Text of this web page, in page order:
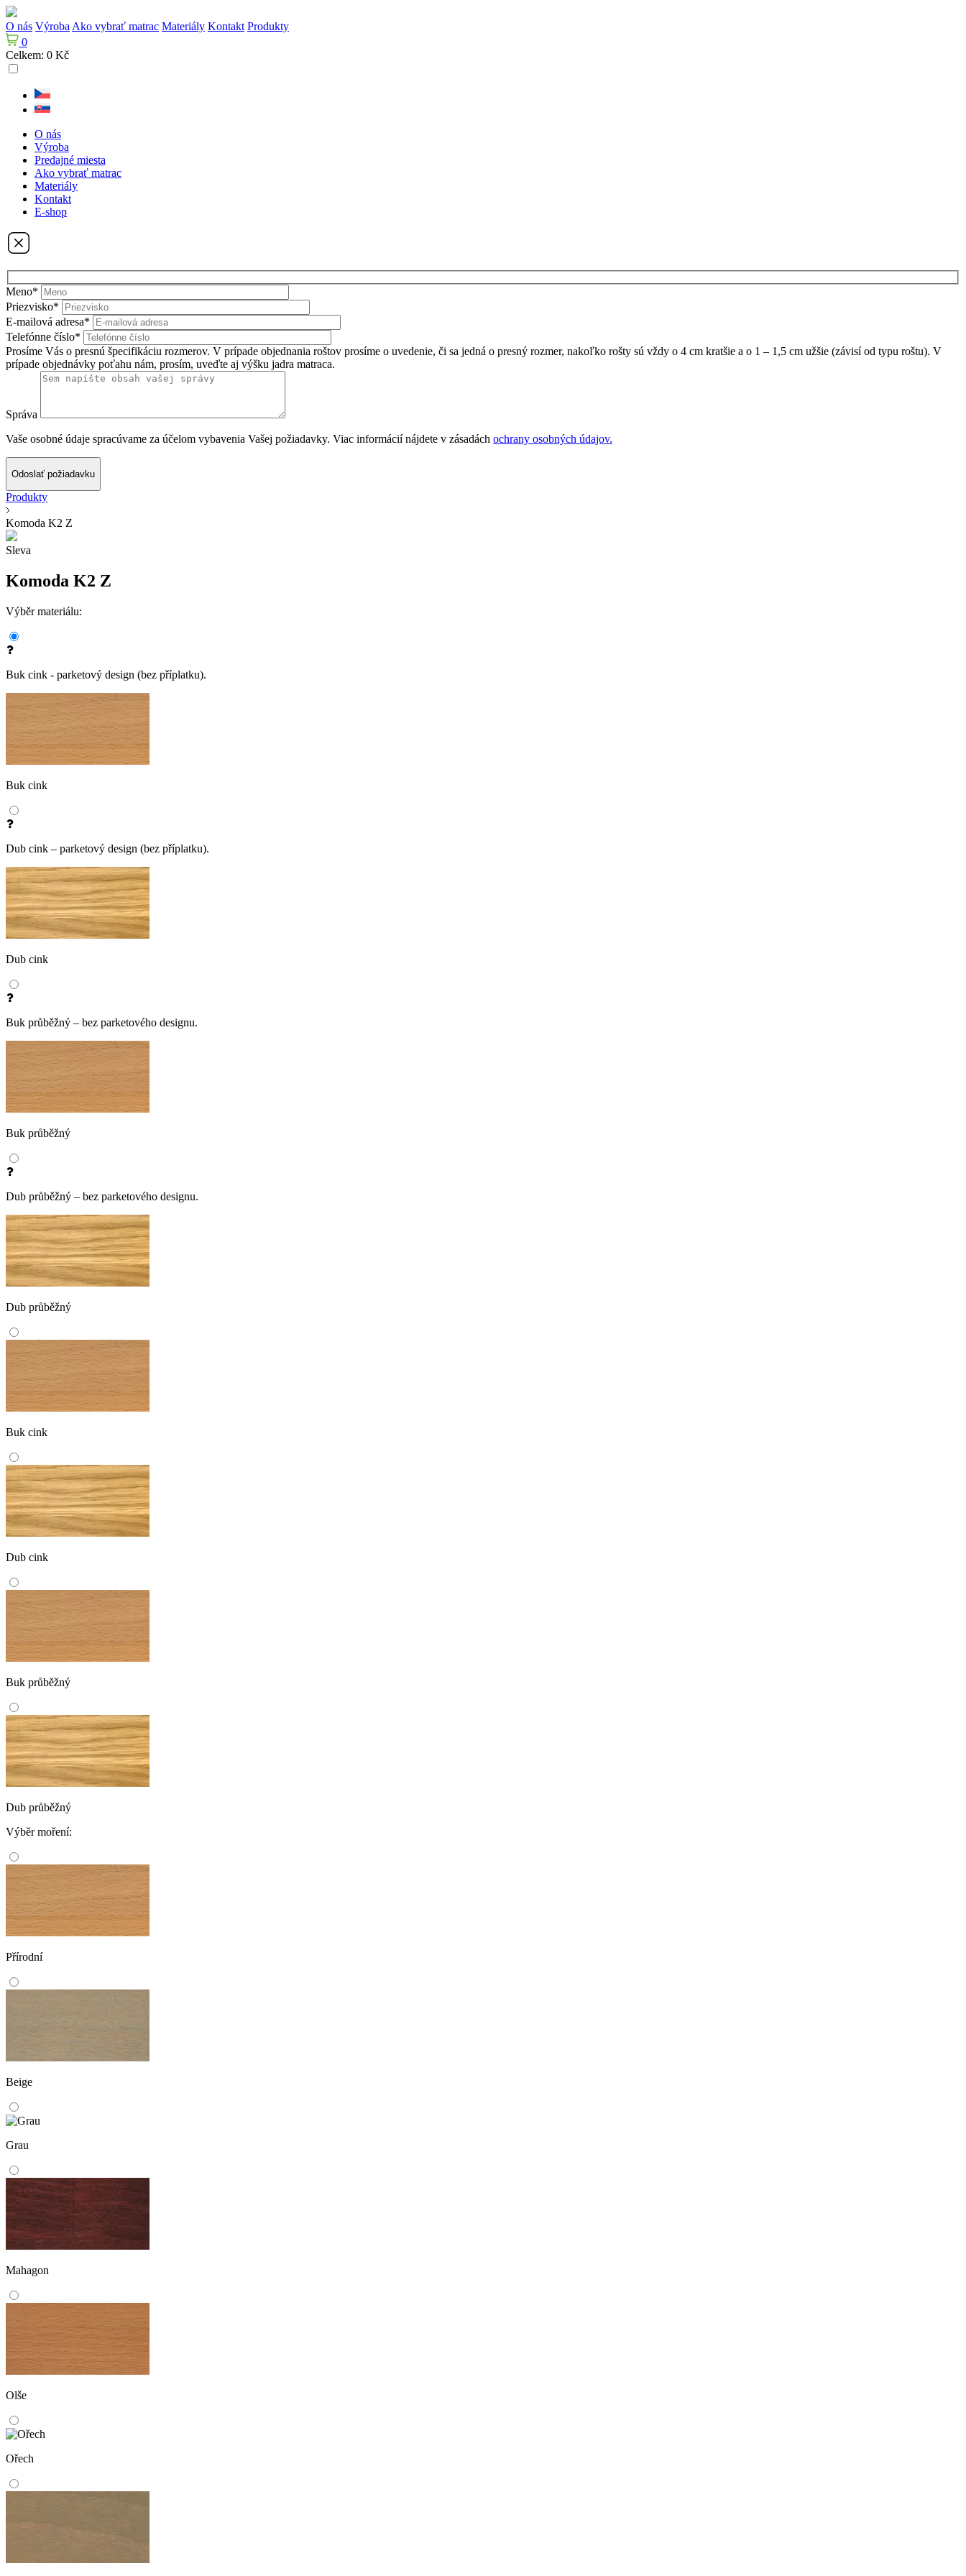
O nás Výroba Ako vybrať matrac Materiály Kontakt Produkty
0
Celkem: 0 Kč
O nás
Výroba
Predajné miesta
Ako vybrať matrac
Materiály
Kontakt
E-shop
Meno*
Priezvisko*
E-mailová adresa*
Telefónne číslo*
Prosíme Vás o presnú špecifikáciu rozmerov. V prípade objednania roštov prosíme o uvedenie, či sa jedná o presný rozmer, nakoľko rošty sú vždy o 4 cm kratšie a o 1 – 1,5 cm užšie (závisí od typu roštu). V
prípade objednávky poťahu nám, prosím, uveďte aj výšku jadra matraca.
Správa
Vaše osobné údaje spracúvame za účelom vybavenia Vašej požiadavky. Viac informácií nájdete v zásadách ochrany osobných údajov.
Odoslať požiadavku
Produkty
Komoda K2 Z
Sleva
Komoda K2 Z
Výběr materiálu:
Buk cink - parketový design (bez příplatku).
Buk cink
Dub cink – parketový design (bez příplatku).
Dub cink
Buk průběžný – bez parketového designu.
Buk průběžný
Dub průběžný – bez parketového designu.
Dub průběžný
Buk cink
Dub cink
Buk průběžný
Dub průběžný
Výběr moření:
Přírodní
Beige
Grau
Mahagon
Olše
Ořech